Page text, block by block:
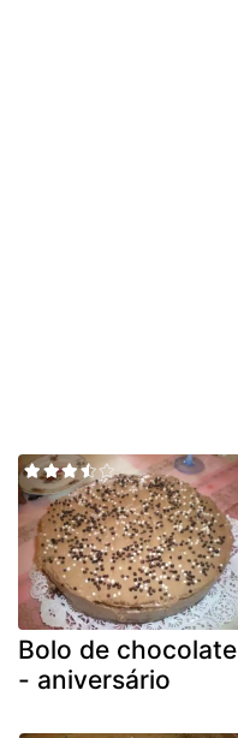
Bolo de chocolate
- aniversário